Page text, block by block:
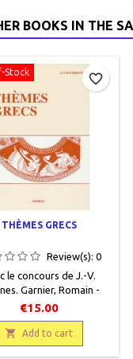
BOOKS IN THE
Stock
THÈMES GRECS
Review(s): 0
le concours de J.-V.
Garnier, Romain -
Lucien. En français et en
2004, 17 x 24, 224
broché. Neuf.
€15.00
 Add to cart
favorite_border